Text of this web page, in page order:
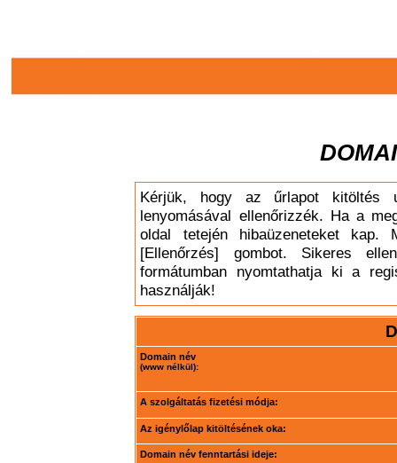
Kérjük, hogy az űrlapot kitöltés
lenyomásával ellenőrizzék. Ha a
oldal tetején hibaüzeneteket
[Ellenőrzés] gombot. Sikeres
formátumban nyomtathatja ki a
használják!
Domain név
(www nélkül):
A szolgáltatás fizetési módja:
Az igénylőlap kitöltésének oka:
Domain név fenntartási ideje: